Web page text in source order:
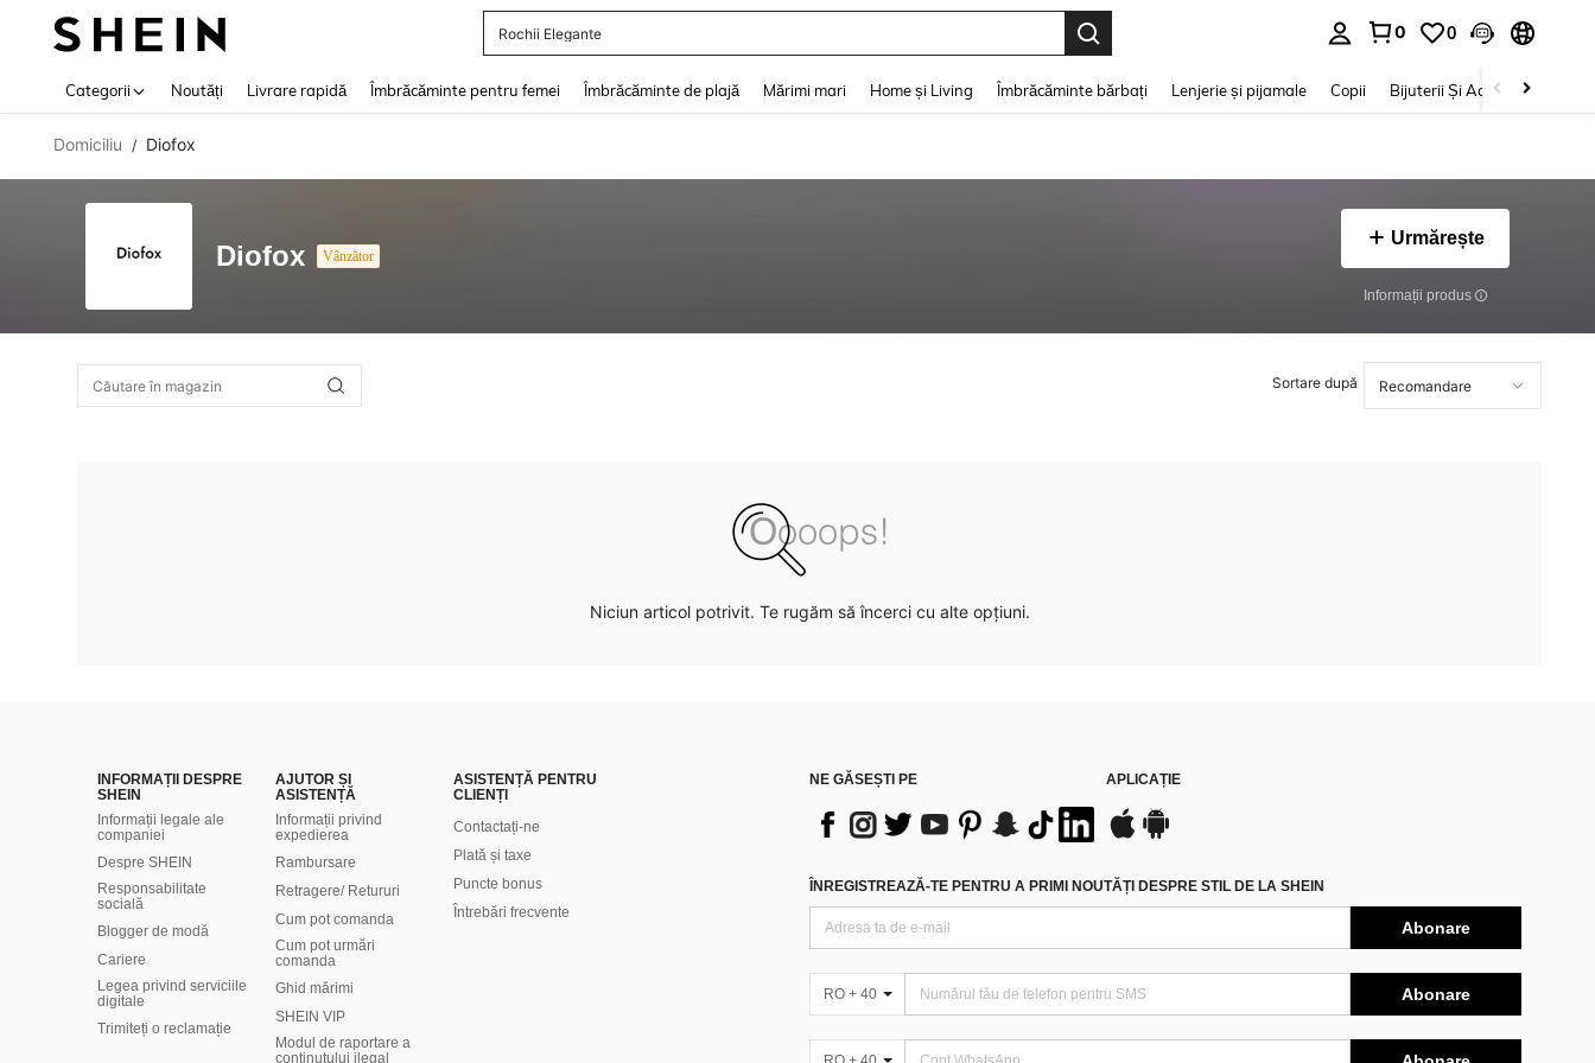
Rochii Elegante
0 0
Categorii Noutăți Livrare rapidă Îmbrăcăminte pentru femei Îmbrăcăminte de plajă Mărimi mari Home și Living Îmbrăcăminte bărbați Lenjerie și pijamale Copii Bijuterii Și Accesorii
Domiciliu / Diofox
Diofox Vânzător
Urmărește
Informații produs
Sortare după
Niciun articol potrivit. Te rugăm să încerci cu alte opțiuni.
INFORMAȚII DESPRE
SHEIN
Informații legale ale
companiei
Despre SHEIN
Responsabilitate
socială
Blogger de modă
Cariere
Legea privind serviciile
digitale
Trimiteți o reclamație
AJUTOR ȘI
ASISTENȚĂ
Informații privind
expedierea
Rambursare
Retragere/ Retururi
Cum pot comanda
Cum pot urmări
comanda
Ghid mărimi
SHEIN VIP
Modul de raportare a
conținutului ilegal
ASISTENȚĂ PENTRU
CLIENȚI
Contactați-ne
Plată și taxe
Puncte bonus
Întrebări frecvente
NE GĂSEȘTI PE APLICAȚIE
ÎNREGISTREAZĂ-TE PENTRU A PRIMI NOUTĂȚI DESPRE STIL DE LA SHEIN
Abonare
RO + 40 Abonare